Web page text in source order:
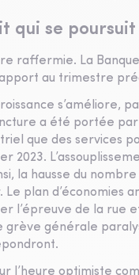
qui se poursuit
raffermie. La
au trimestre
s’améliore,
a été portée
que des services
2023.
la hausse du
plan d’économies
l’épreuve de la rue
générale
l’heure optimiste